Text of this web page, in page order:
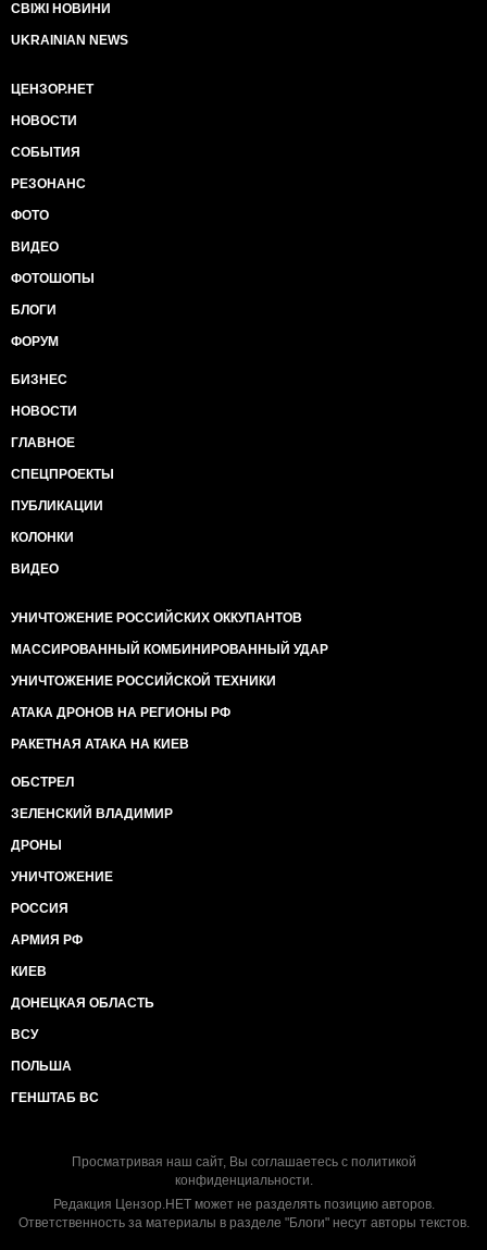
СВІЖІ НОВИНИ
UKRAINIAN NEWS
ЦЕНЗОР.НЕТ
НОВОСТИ
СОБЫТИЯ
РЕЗОНАНС
ФОТО
ВИДЕО
ФОТОШОПЫ
БЛОГИ
ФОРУМ
БИЗНЕС
НОВОСТИ
ГЛАВНОЕ
СПЕЦПРОЕКТЫ
ПУБЛИКАЦИИ
КОЛОНКИ
ВИДЕО
УНИЧТОЖЕНИЕ РОССИЙСКИХ ОККУПАНТОВ
МАССИРОВАННЫЙ КОМБИНИРОВАННЫЙ УДАР
УНИЧТОЖЕНИЕ РОССИЙСКОЙ ТЕХНИКИ
АТАКА ДРОНОВ НА РЕГИОНЫ РФ
РАКЕТНАЯ АТАКА НА КИЕВ
ОБСТРЕЛ
ЗЕЛЕНСКИЙ ВЛАДИМИР
ДРОНЫ
УНИЧТОЖЕНИЕ
РОССИЯ
АРМИЯ РФ
КИЕВ
ДОНЕЦКАЯ ОБЛАСТЬ
ВСУ
ПОЛЬША
ГЕНШТАБ ВС
Просматривая наш сайт, Вы соглашаетесь с политикой
конфиденциальности.
Редакция Цензор.НЕТ может не разделять позицию авторов.
Ответственность за материалы в разделе "Блоги" несут авторы текстов.